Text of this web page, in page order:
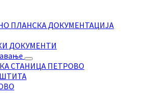
ПЛАНСКА ДОКУМЕНТАЦИЈА
ДОКУМЕНТИ
СТАНИЦА ПЕТРОВО